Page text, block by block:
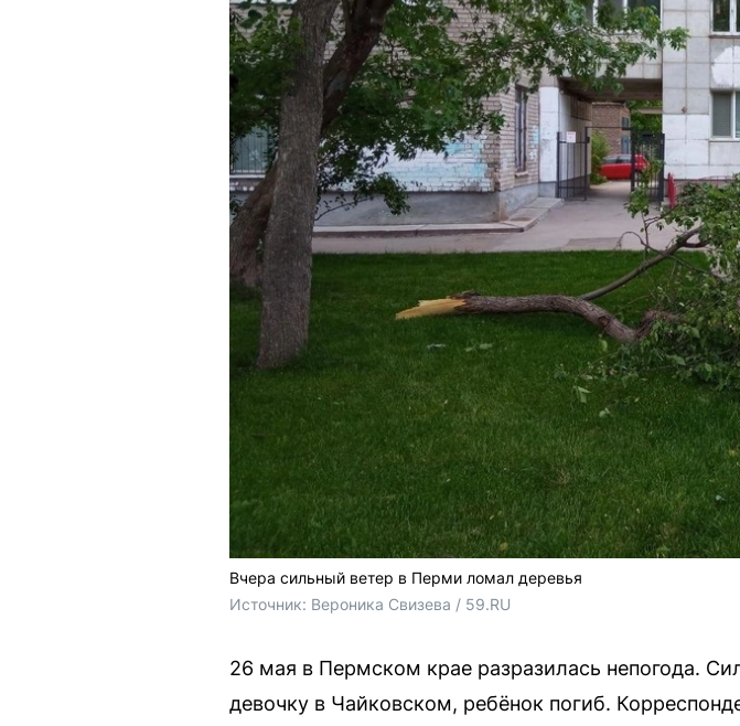
Вчера сильный ветер в Перми ломал деревья
Источник: Вероника Свизева / 59.RU
26 мая в Пермском крае разразилась непогода.
девочку в Чайковском, ребёнок погиб.